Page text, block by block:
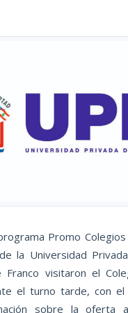
Promo Colegios
la Universidad
visitaron el
el turno tarde, con el
sobre la oferta